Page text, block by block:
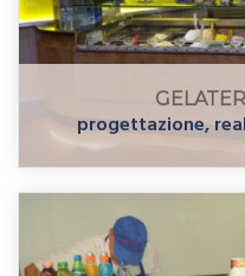
progettazione,